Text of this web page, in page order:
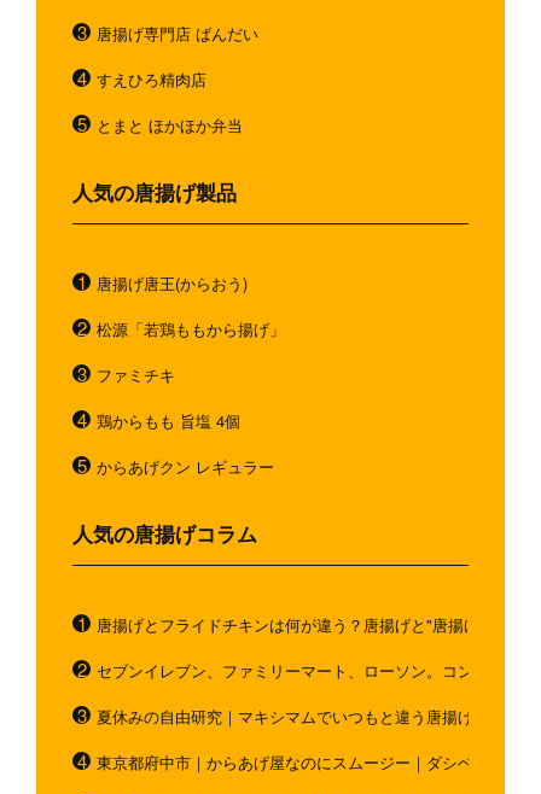
唐揚げ専門店 ばんだい
すえひろ精肉店
とまと ほかほか弁当
人気の唐揚げ製品
唐揚げ唐王(からおう)
松源「若鶏ももから揚げ」
ファミチキ
鶏からもも 旨塩 4個
からあげクン レギュラー
人気の唐揚げコラム
唐揚げとフライドチキンは何が違う？唐揚げと"唐揚げと似て
セブンイレブン、ファミリーマート、ローソン。コンビニの
夏休みの自由研究｜マキシマムでいつもと違う唐揚げを作ろう
東京都府中市｜からあげ屋なのにスムージー｜ダシベース唐